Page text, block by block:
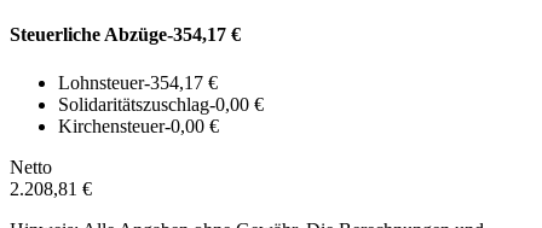
Steuerliche Abzüge-354,17 €
Lohnsteuer-354,17 €
Solidaritätszuschlag-0,00 €
Kirchensteuer-0,00 €
Netto
2.208,81 €